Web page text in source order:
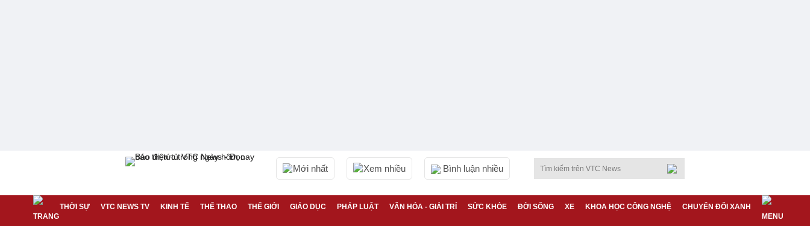
Mới nhất Xem nhiều Bình luận nhiều
THỜI SỰ VTC NEWS TV KINH TẾ THỂ THAO THẾ GIỚI GIÁO DỤC PHÁP LUẬT VĂN HÓA - GIẢI TRÍ SỨC KHỎE ĐỜI SỐNG XE KHOA HỌC CÔNG NGHỆ CHUYỂN ĐỔI XANH